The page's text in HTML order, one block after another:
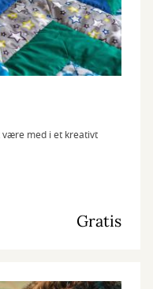
være med i et kreativt
Gratis